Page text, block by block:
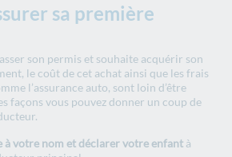
sa première
son permis et souhaite acquérir son
le coût de cet achat ainsi que les frais
l’assurance auto, sont loin d’être
façons vous pouvez donner un coup de
à votre nom et déclarer votre enfant à